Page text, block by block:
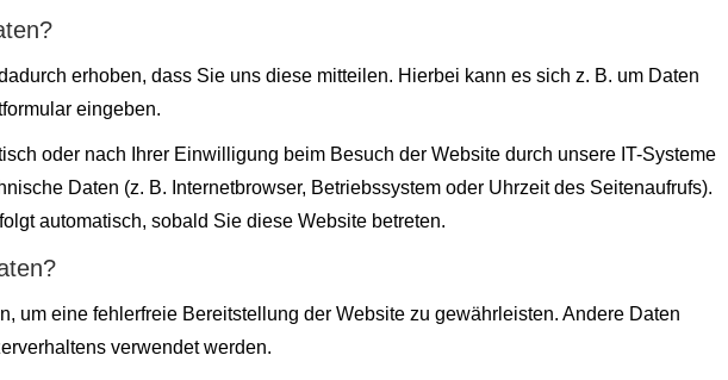
erhoben, dass Sie uns diese mitteilen. Hierbei kann es sich z. B. um Daten
eingeben.
oder nach Ihrer Einwilligung beim Besuch der Website durch unsere IT-Systeme
Daten (z. B. Internetbrowser, Betriebssystem oder Uhrzeit des Seitenaufrufs).
automatisch, sobald Sie diese Website betreten.
um eine fehlerfreie Bereitstellung der Website zu gewährleisten. Andere Daten
verwendet werden.